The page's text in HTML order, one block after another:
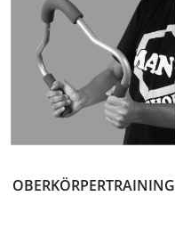
OBERKÖRPERTRAINING